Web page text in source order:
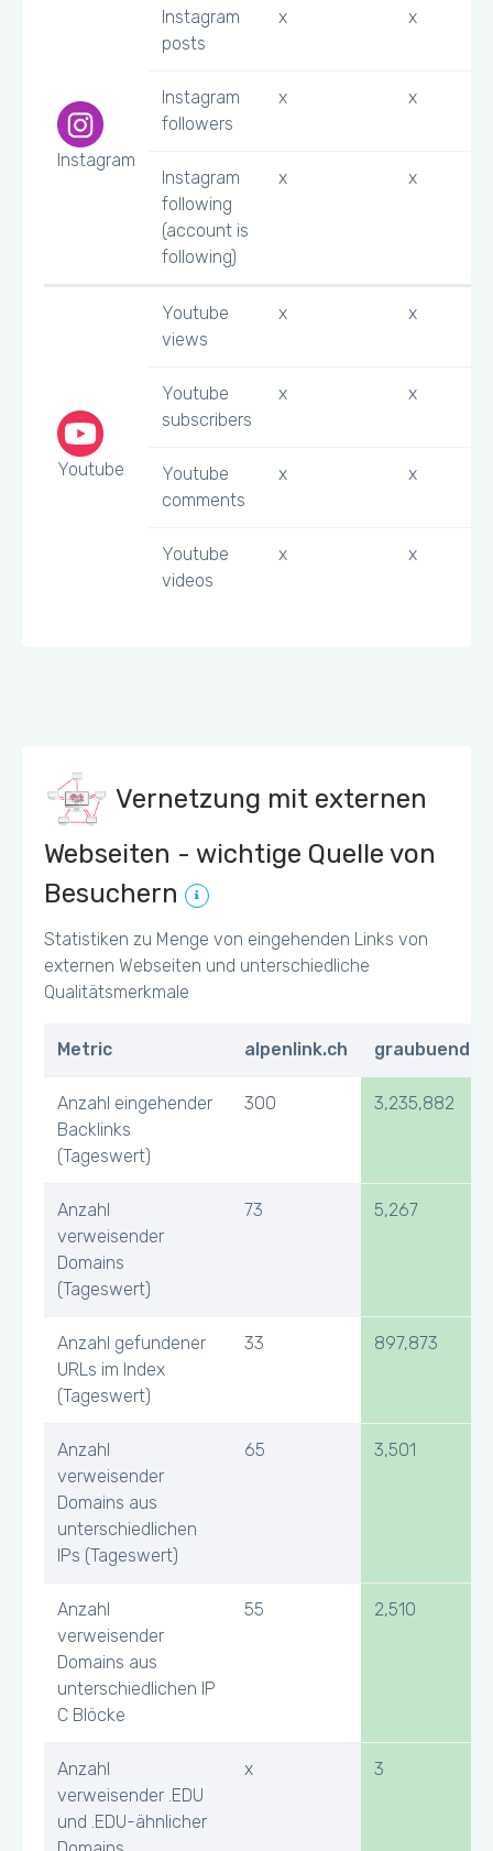
Instagram
Instagram
posts
x x
Instagram
followers
x x
Instagram
following
(account is
following)
x x
Youtube
Youtube
views
x x
Youtube
subscribers
x x
Youtube
comments
x x
Youtube
videos
x x
Vernetzung mit externen
Webseiten - wichtige Quelle von
Besuchern
Statistiken zu Menge von eingehenden Links von
externen Webseiten und unterschiedliche
Qualitätsmerkmale
Metric alpenlink.ch
Anzahl eingehender
Backlinks
(Tageswert)
300 3,235,882
Anzahl
verweisender
Domains
(Tageswert)
73 5,267
Anzahl gefundener
URLs im Index
(Tageswert)
33 897,873
Anzahl
verweisender
Domains aus
unterschiedlichen
IPs (Tageswert)
65 3,501
Anzahl
verweisender
Domains aus
unterschiedlichen IP
C Blöcke
55 2,510
Anzahl
verweisender .EDU
und .EDU-ähnlicher
x 3